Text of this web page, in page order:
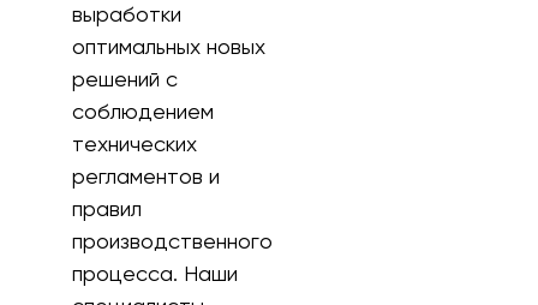
выработки
оптимальных новых
решений с
соблюдением
технических
регламентов и
правил
производственного
процесса. Наши